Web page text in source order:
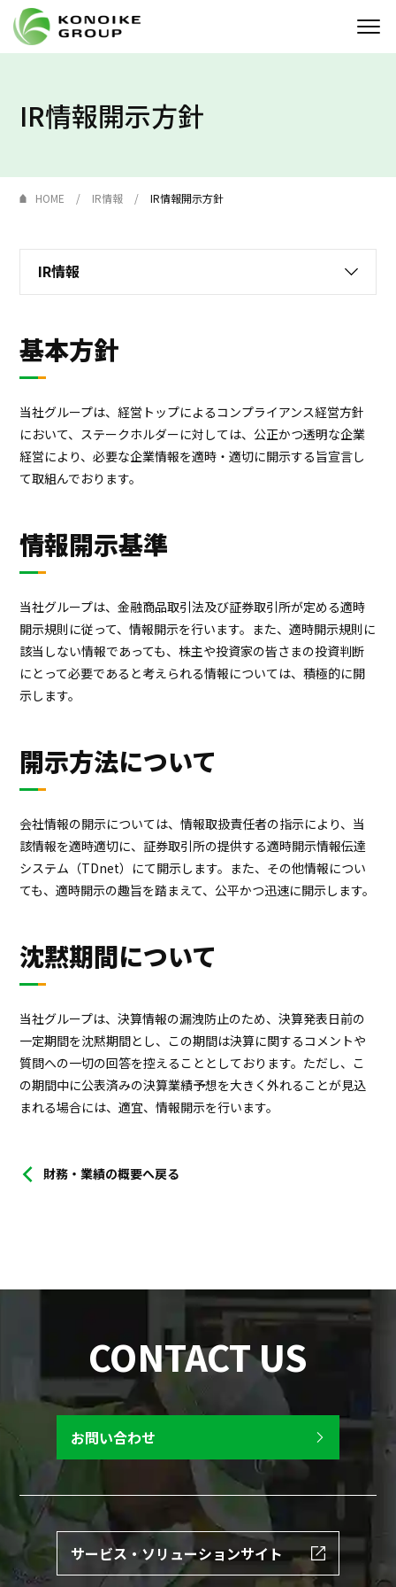
サステナビリティ
KONOIKE ジャーナル
プロジェクトストーリー
サービス・ソリューション
IR情報開示方針
HOME IR情報 IR情報開示方針
IR情報
基本方針
当社グループは、経営トップによるコンプライアンス経営方針
において、ステークホルダーに対しては、公正かつ透明な企業
経営により、必要な企業情報を適時・適切に開示する旨宣言し
て取組んでおります。
情報開示基準
当社グループは、金融商品取引法及び証券取引所が定める適時
開示規則に従って、情報開示を行います。また、適時開示規則に
該当しない情報であっても、株主や投資家の皆さまの投資判断
にとって必要であると考えられる情報については、積極的に開
示します。
開示方法について
会社情報の開示については、情報取扱責任者の指示により、当
該情報を適時適切に、証券取引所の提供する適時開示情報伝達
システム（TDnet）にて開示します。また、その他情報につい
ても、適時開示の趣旨を踏まえて、公平かつ迅速に開示します。
沈黙期間について
当社グループは、決算情報の漏洩防止のため、決算発表日前の
一定期間を沈黙期間とし、この期間は決算に関するコメントや
質問への一切の回答を控えることとしております。ただし、こ
の期間中に公表済みの決算業績予想を大きく外れることが見込
まれる場合には、適宜、情報開示を行います。
財務・業績の概要へ戻る
CONTACT US
お問い合わせ
サービス・ソリューションサイト